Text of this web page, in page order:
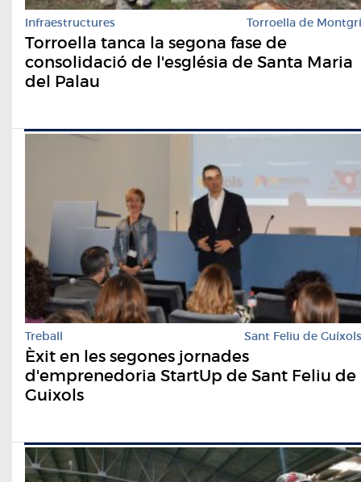
Infraestructures Torroella de Montgrí
Torroella tanca la segona fase de
consolidació de l'església de Santa Maria
del Palau
Treball Sant Feliu de Guíxols
Èxit en les segones jornades
d'emprenedoria StartUp de Sant Feliu de
Guixols